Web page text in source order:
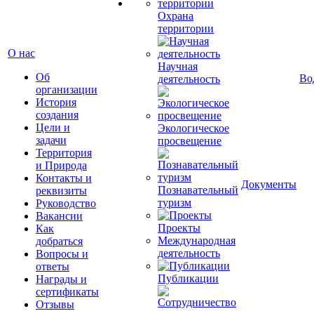
О нас
Об
организации
История
создания
Цели и
задачи
Территория
и Природа
Контакты и
реквизиты
Руководство
Вакансии
Как
добраться
Вопросы и
ответы
Награды и
сертификаты
Отзывы
Охрана
территории
Научная
деятельность
Экологическое
просвещение
Познавательный
туризм
Проекты
Международная
деятельность
Публикации
Документы